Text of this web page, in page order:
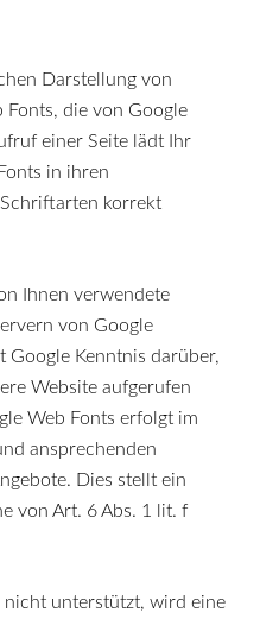
Darstellung von
die von Google
einer Seite lädt Ihr
in ihren
korrekt
Ihnen verwendete
von Google
Kenntnis darüber,
Website aufgerufen
Web Fonts erfolgt im
ansprechenden
Dies stellt ein
von Art. 6 Abs. 1 lit. f
nicht unterstützt, wird eine